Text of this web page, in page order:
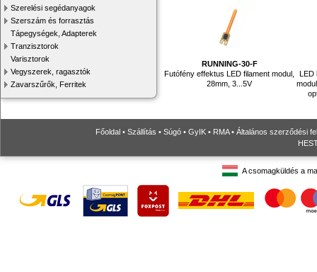
Szerelési segédanyagok
Szerszám és forrasztás
Tápegységek, Adapterek
Tranzisztorok
Varisztorok
Vegyszerek, ragasztók
Zavarszűrők, Ferritek
RUNNING-30-F
Futófény effektus LED filament modul,
28mm, 3...5V
LED
Főoldal • Szállítás • Súgó • GyIK • RMA• Általános szerződési
A csomagküldés a